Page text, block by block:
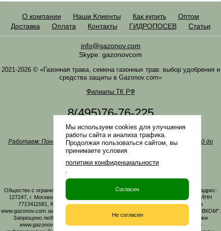
О компании Наши Клиенты Как купить
Оптом
Доставка
Оплата Контакты ГИДРОПОСЕВ Статьи
info@gazonov.com
Skype: gazonovcom
2021-2026 © «Газонная трава, семена газонных трав: выбор удобрения и
средства защиты в Gazonov.com»
Филиалы ТК РФ
8(495)76-76-225
8(985)76-76-335
Наша почтаinfo@gazonov.com
Работаем: Понедельник-четверг с 10:00 до 18:00, пятница - с 10:00 до
17:00
Наши награды и письма
Политика конфиденциальности
Заказать обратный звонок
Общество с ограниченной ответственностью «ГАЗОНОВКОМ» Юридический адрес:
127247, г. Москва, Дмитровское ш., д. 100, стр. 2, этаж 01, помещение 3106 ИНН
7713411581, КПП 771301001 ОГРН 1167746161219. Все материалы сайта
www.gazonov.com защищены авторским правом и принадлежат ООО "ГАЗОНОВКОМ".
Запрещено любое копирование материалов сайта без активной гиперссылки
www.gazonov.com. Данный сайт и его содержимое носит исключительно
Мы используем cookies для улучшения
работы сайта и анализа трафика.
Продолжая пользоваться сайтом, вы
принимаете условия
политики конфиденциальности
.
Согласен
Не согласен